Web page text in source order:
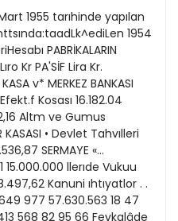
1955 tarıhinde yapılan
1954
PABRİKALARIN
Kr PA'SİF Lira Kr.
v* MERKEZ BANKASI
Kosası 16.182.04
Altm ve Gumus
KASASI • Devlet Tahvılleri
SERMAYE «...
15.000.000 llerıde Vukuu
Kanuni ıhtıyatlor . .
977 57.630.563 18 47
568 82 95 66 Fevkalâde